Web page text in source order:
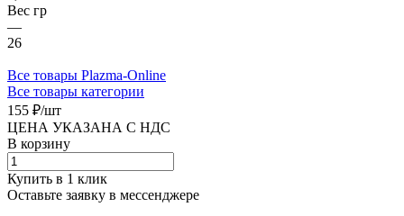
Вес гр
—
26
Все товары Plazma-Online
Все товары категории
155 ₽/шт
ЦЕНА УКАЗАНА С НДС
В корзину
Купить в 1 клик
Оставьте заявку в мессенджере